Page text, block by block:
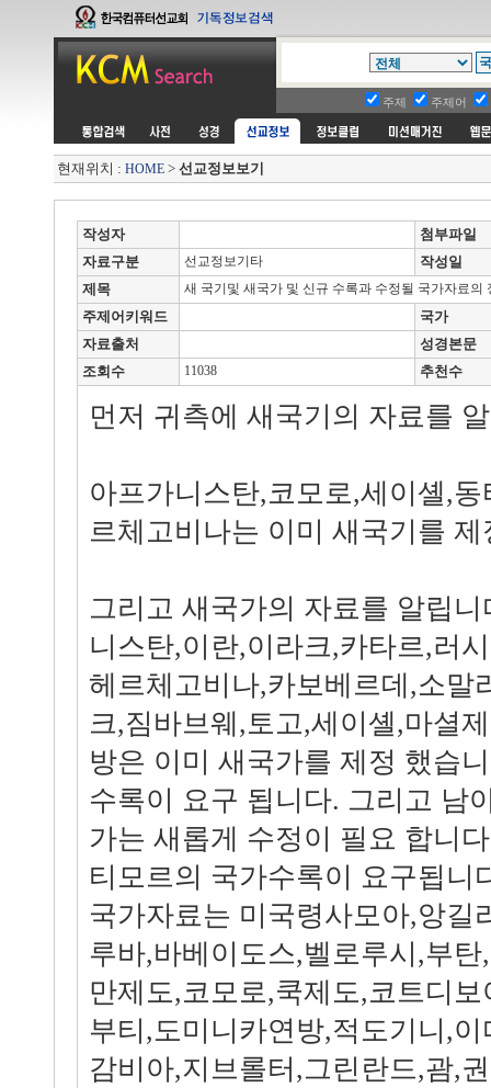
주제 주제어
현재위치 : HOME > 선교정보보기
작성자
첨부파일
자료구분
선교정보기타
작성일
제목
새 국기및 새국가 및 신규 수록과 수정될 국가자료의
주제어키워드
국가
자료출처
성경본문
조회수
11038 추천수
먼저 귀측에 새국기의 자료를
아프가니스탄,코모로,세이셸,
르체고비나는 이미 새국기를
그리고 새국가의 자료를 알립
니스탄,이란,이라크,카타르,러
헤르체고비나,카보베르데,소말
크,짐바브웨,토고,세이셸,마셜
방은 이미 새국가를 제정 했습
수록이 요구 됩니다. 그리고 남
가는 새롭게 수정이 필요 합니
티모르의 국가수록이 요구됩니
국가자료는 미국령사모아,앙길
루바,바베이도스,벨로루시,부
만제도,코모로,쿡제도,코트디
부티,도미니카연방,적도기니,
감비아,지브롤터,그린란드,괌,